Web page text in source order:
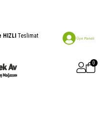
HIZLI Teslimat
0